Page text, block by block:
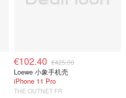
€102.40 €425.00
Loewe 小象手机壳
iPhone 11 Pro
THE OUTNET FR